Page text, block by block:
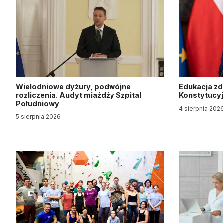
Wielodniowe dyżury, podwójne
rozliczenia. Audyt miażdży Szpital
Południowy
5 sierpnia 2026
Edukacja
4 sierpnia